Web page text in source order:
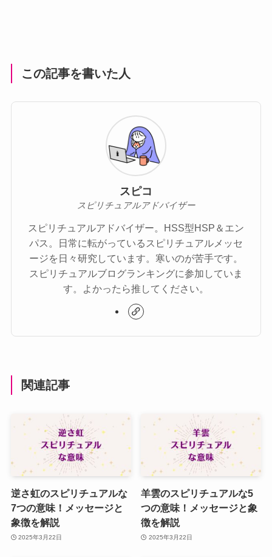
この記事を書いた人
スピコ
スピリチュアルアドバイザー
スピリチュアルアドバイザー。HSS型HSP＆エン
パス。日常に転がっているスピリチュアルメッセ
ージを日々研究しています。寒いのが苦手です。
スピリチュアルブログランキングに参加していま
す。よかったら推してください。
関連記事
逆さ虹のスピリチュアルな
7つの意味！メッセージと
象徴を解説
2025年3月22日
羊雲のスピリチュアルな5
つの意味！メッセージと象
徴を解説
2025年3月22日